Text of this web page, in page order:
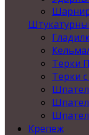
Терки
Терки
Крепеж